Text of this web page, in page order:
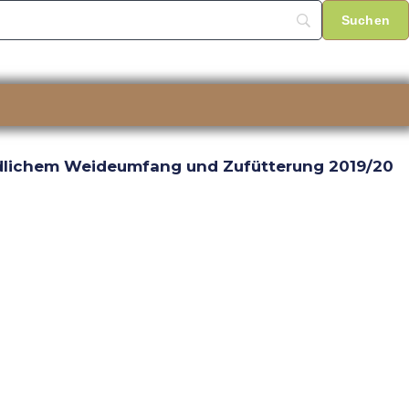
Weideumfang und Zufütterung 2019/20